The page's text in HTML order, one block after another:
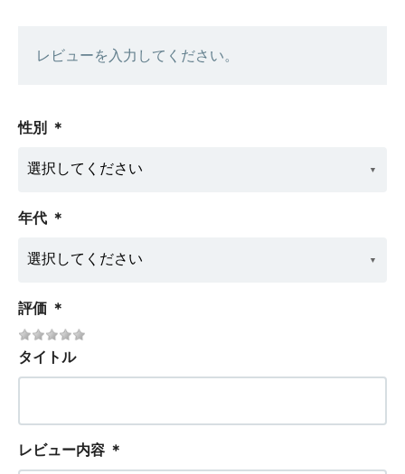
レビューを入力してください。
性別 ＊
年代 ＊
評価 ＊
タイトル
レビュー内容 ＊